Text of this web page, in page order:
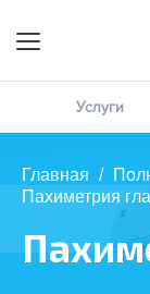
Услуги
Главная /
Пахиметрия